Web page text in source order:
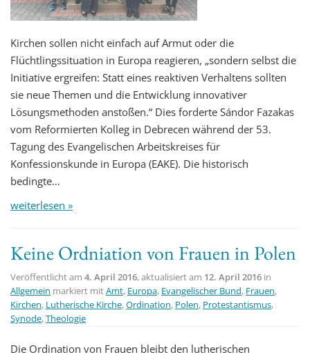
Kirchen sollen nicht einfach auf Armut oder die
Flüchtlingssituation in Europa reagieren, „sondern selbst die
Initiative ergreifen: Statt eines reaktiven Verhaltens sollten
sie neue Themen und die Entwicklung innovativer
Lösungsmethoden anstoßen.“ Dies forderte Sándor Fazakas
vom Reformierten Kolleg in Debrecen während der 53.
Tagung des Evangelischen Arbeitskreises für
Konfessionskunde in Europa (EAKE). Die historisch
bedingte…
weiterlesen »
Keine Ordniation von Frauen in Polen
Veröffentlicht am 4. April 2016, aktualisiert am 12. April 2016 in
Allgemein markiert mitAmt, Europa, Evangelischer Bund, Frauen,
Kirchen, Lutherische Kirche,Ordination, Polen, Protestantismus,
Synode,Theologie
Die Ordination von Frauen bleibt den lutherischen